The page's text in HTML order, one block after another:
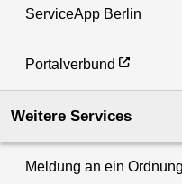
ServiceApp Berlin
Portalverbund
Weitere Services
Meldung an ein